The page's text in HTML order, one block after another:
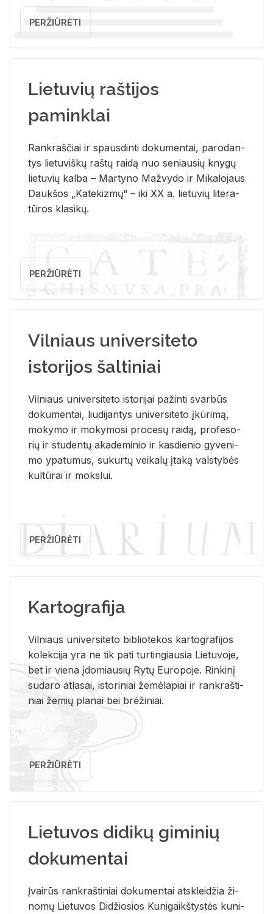
PERŽIŪRĖTI
Lietuvių raštijos
paminklai
Rank­raš­čiai ir spaus­din­ti do­ku­men­tai, pa­ro­dan­
tys lie­tu­viš­kų raš­tų rai­dą nuo se­niau­sių kny­gų
lie­tu­vių kal­ba – Mar­ty­no Ma­žvy­do ir Mi­ka­lo­jaus
Dauk­šos „Ka­te­kiz­mų“ – iki XX a. lie­tu­vių li­te­ra­
tū­ros kla­si­kų.
PERŽIŪRĖTI
Vilniaus universiteto
istorijos šaltiniai
Vil­niaus uni­ver­si­te­to is­to­ri­jai pa­žin­ti svar­būs
do­ku­men­tai, liu­di­jan­tys uni­ver­si­te­to įkū­ri­mą,
mo­ky­mo ir mo­ky­mo­si pro­ce­sų rai­dą, pro­fe­so­
rių ir stu­den­tų aka­de­mi­nio ir kas­die­nio gy­ve­ni­
mo ypa­tu­mus, su­kur­tų vei­ka­lų įta­ką vals­ty­bės
kul­tū­rai ir moks­lui.
PERŽIŪRĖTI
Kartografija
Vil­niaus uni­ver­si­te­to bi­b­lio­te­kos kar­to­gra­fi­jos
ko­lek­ci­ja yra ne tik pati tur­tin­giau­sia Lie­tu­vo­je,
bet ir vie­na įdo­miau­sių Rytų Eu­ro­po­je. Rin­ki­nį
su­da­ro at­la­sai, is­to­ri­niai že­mė­la­piai ir rank­raš­ti­
niai že­mių pla­nai bei brė­ži­niai.
PERŽIŪRĖTI
Lietuvos didikų giminių
dokumentai
Įvai­rūs rank­raš­ti­niai do­ku­men­tai at­sklei­džia ži­
no­mų Lie­tu­vos Di­džio­sios Ku­ni­gaikš­tys­tės ku­ni­